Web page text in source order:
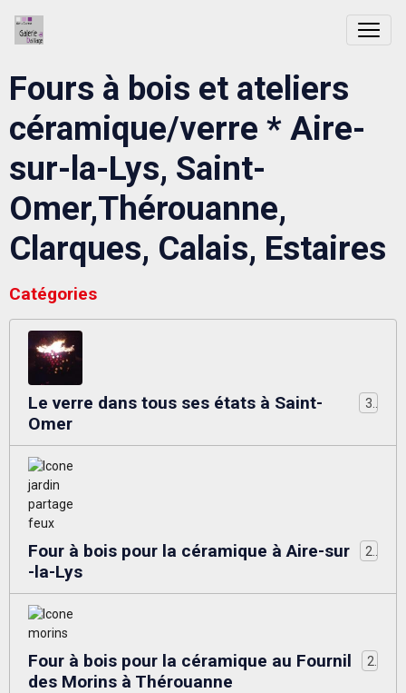
Fours à bois et ateliers
céramique/verre * Aire-
sur-la-Lys, Saint-
Omer,Thérouanne,
Clarques, Calais, Estaires
Catégories
Le verre dans tous ses états à Saint-
Omer
Four à bois pour la céramique à Aire-sur
-la-Lys
Four à bois pour la céramique au Fournil
des Morins à Thérouanne